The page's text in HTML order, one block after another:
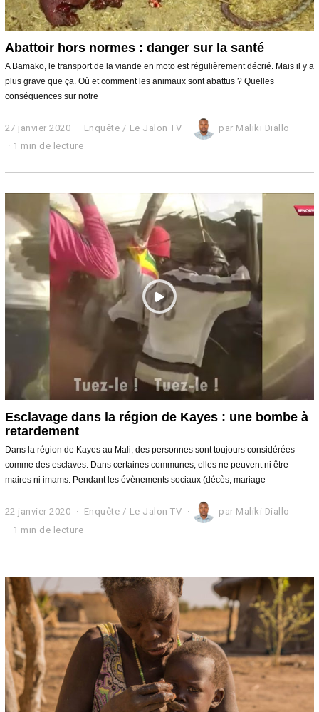
Abattoir hors normes : danger sur la santé
A Bamako, le transport de la viande en moto est régulièrement décrié. Mais il y a
plus grave que ça. Où et comment les animaux sont abattus ? Quelles
conséquences sur notre
27 janvier 2020
0
m
s
2
0
2
1
Enquête / Le Jalon TV par Maliki Diallo
1 min de lecture
Esclavage dans la région de Kayes : une bombe à
retardement
Dans la région de Kayes au Mali, des personnes sont toujours considérées
comme des esclaves. Dans certaines communes, elles ne peuvent ni être
maires ni imams. Pendant les évènements sociaux (décès, mariage
22 janvier 2020
é
i
e
r
0
2
0
Enquête / Le Jalon TV par Maliki Diallo
1 min de lecture